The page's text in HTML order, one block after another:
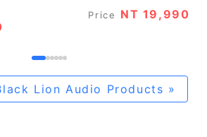
Price NT 19,990
Lion Audio Products »